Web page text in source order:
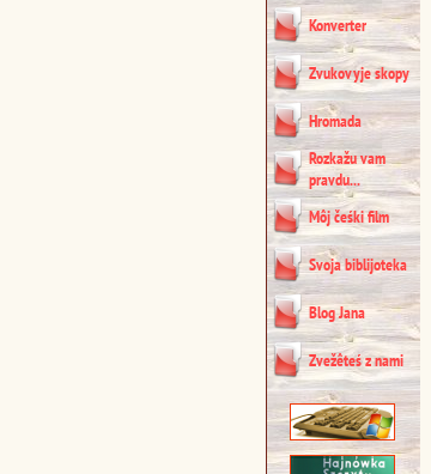
Konverter
Zvukovyje skopy
Hromada
Rozkažu vam
pravdu...
Môj čeśki film
Svoja biblijoteka
Blog Jana
Zvežêteś z nami